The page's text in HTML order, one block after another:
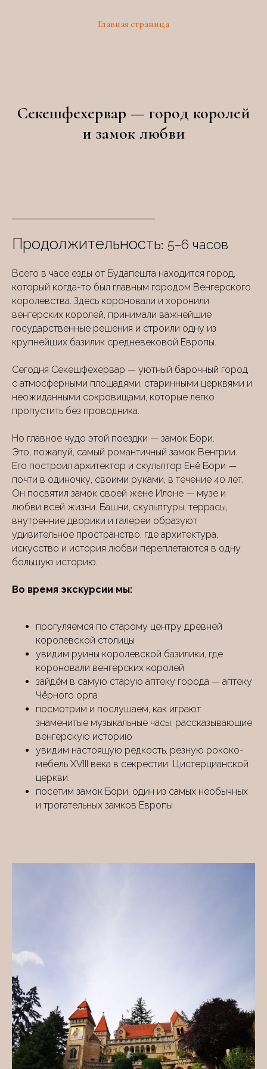
Главная страница
Секешфехервар — город королей
и замок любви
Продолжительность: 5–6 часов
Всего в часе езды от Будапешта находится город,
который когда-то был главным городом Венгерского
королевства. Здесь короновали и хоронили
венгерских королей, принимали важнейшие
государственные решения и строили одну из
крупнейших базилик средневековой Европы.
Сегодня Секешфехервар — уютный барочный город
с атмосферными площадями, старинными церквями и
неожиданными сокровищами, которые легко
пропустить без проводника.
Но главное чудо этой поездки — замок Бори.
Это, пожалуй, самый романтичный замок Венгрии.
Его построил архитектор и скульптор Енё Бори —
почти в одиночку, своими руками, в течение 40 лет.
Он посвятил замок своей жене Илоне — музе и
любви всей жизни. Башни, скульптуры, террасы,
внутренние дворики и галереи образуют
удивительное пространство, где архитектура,
искусство и история любви переплетаются в одну
большую историю.
Во время экскурсии мы:
прогуляемся по старому центру древней
королевской столицы
увидим руины королевской базилики, где
короновали венгерских королей
зайдём в самую старую аптеку города — аптеку
Чёрного орла
посмотрим и послушаем, как играют
знаменитые музыкальные часы, рассказывающие
венгерскую историю
увидим настоящую редкость, резную рококо-
мебель XVIII века в секрестии Цистерцианской
церкви.
посетим замок Бори, один из самых необычных
и трогательных замков Европы